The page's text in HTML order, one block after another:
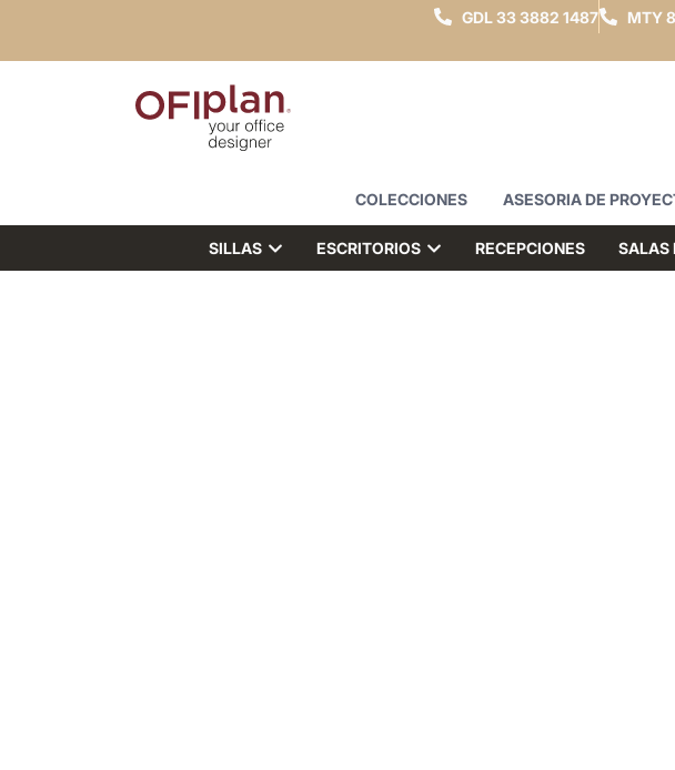
GDL33 3882 1487 MTY
COLECCIONES ASESORIA DE
SILLAS ESCRITORIOS RECEPCIONES SALAS